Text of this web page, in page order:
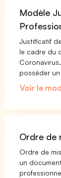
Modèle
Justificatif
le cadre du
posséder
Voir le
Ordre de
Ordre de
un